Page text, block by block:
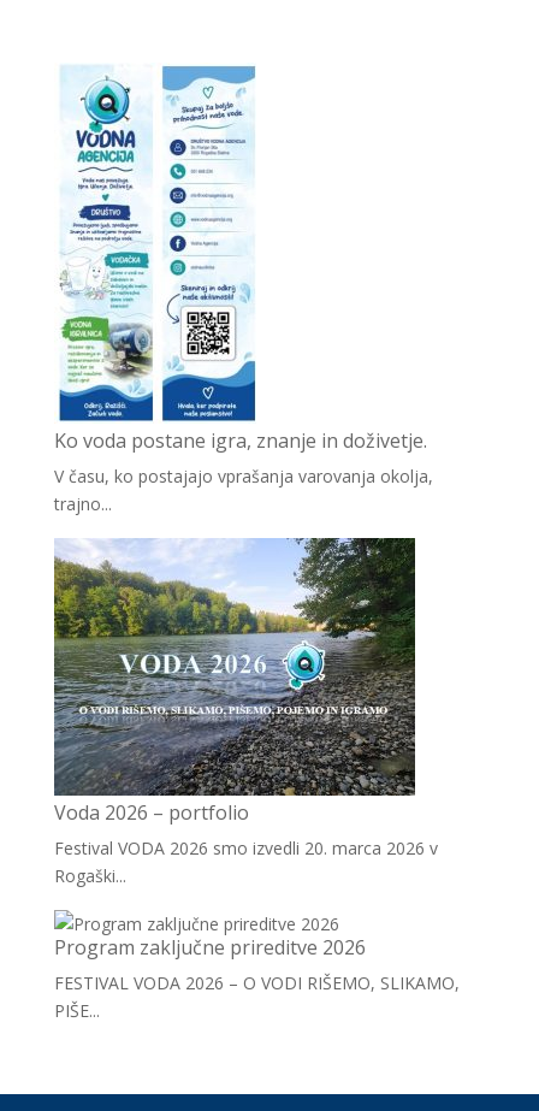
Ko voda postane igra, znanje in doživetje.
V času, ko postajajo vprašanja varovanja okolja,
trajno...
Voda 2026 – portfolio
Festival VODA 2026 smo izvedli 20. marca 2026 v
Rogaški...
Program zaključne prireditve 2026
FESTIVAL VODA 2026 – O VODI RIŠEMO, SLIKAMO,
PIŠE...